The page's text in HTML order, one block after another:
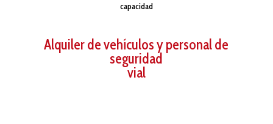
capacidad
Alquiler de vehículos y personal de
seguridad
vial